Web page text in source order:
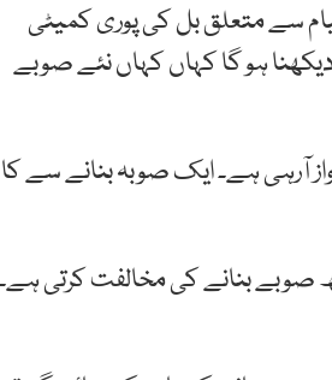
سے متعلق بل کی پوری کمیٹی
ہو گا کہاں کہاں نئے صوبے
آرہی ہے۔ ایک صوبہ بنانے سے
صوبے بنانے کی مخالفت کرتی